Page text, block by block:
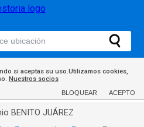
si aceptas su uso.Utilizamos cookies,
Nuestros socios
BLOQUEAR ACEPTO
BENITO JUÁREZ